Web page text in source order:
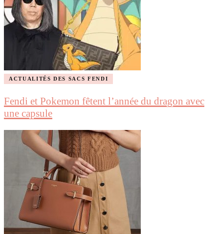
ACTUALITÉS DES SACS FENDI
Fendi et Pokemon fêtent l’année du dragon avec
une capsule